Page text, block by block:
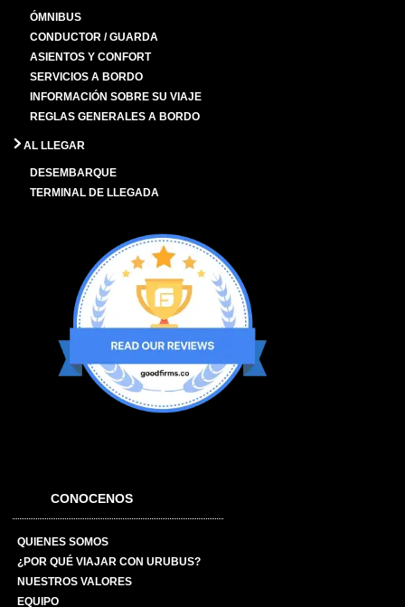
ÓMNIBUS
CONDUCTOR / GUARDA
ASIENTOS Y CONFORT
SERVICIOS A BORDO
INFORMACIÓN SOBRE SU VIAJE
REGLAS GENERALES A BORDO
AL LLEGAR
DESEMBARQUE
TERMINAL DE LLEGADA
CONOCENOS
QUIENES SOMOS
¿POR QUÉ VIAJAR CON URUBUS?
NUESTROS VALORES
EQUIPO